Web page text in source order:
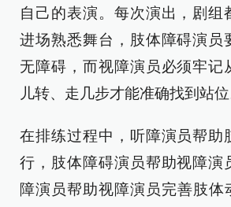
自己的表演。每次演出，剧组
进场熟悉舞台，肢体障碍演员
无障碍，而视障演员必须牢记
儿转、走几步才能准确找到站位
在排练过程中，听障演员帮助
行，肢体障碍演员帮助视障演
障演员帮助视障演员完善肢